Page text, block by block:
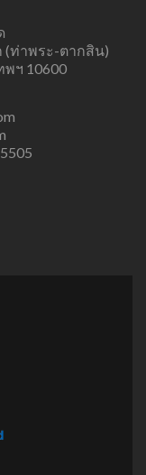
(ท่าพระ-ตากสิน)
พฯ 10600